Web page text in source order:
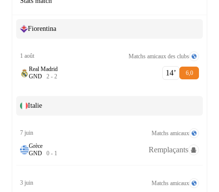
Fiorentina
1 août
Matchs amicaux des clubs
Real Madrid
GND 2 - 2 14‎’‎ 6,0
Italie
7 juin
Matchs amicaux
Grèce
GND 0 - 1 Remplaçants
3 juin
Matchs amicaux